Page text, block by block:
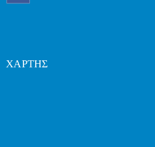
ΧΑΡΤΗΣ